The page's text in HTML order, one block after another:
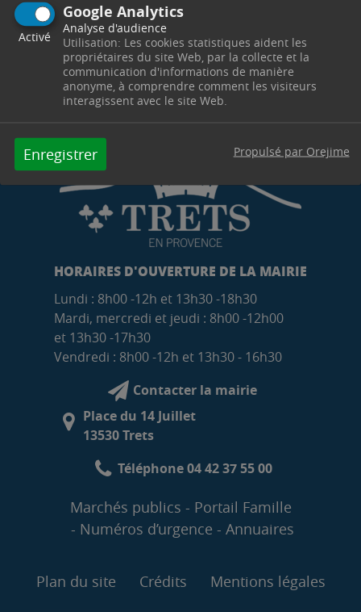
Google Analytics
Activé
Analyse d'audience
Utilisation: Les cookies statistiques aident les
propriétaires du site Web, par la collecte et la
communication d'informations de manière
anonyme, à comprendre comment les visiteurs
interagissent avec le site Web.
Enregistrer Propulsé par Orejime
HORAIRES D'OUVERTURE DE LA MAIRIE
Lundi : 8h00 -12h et 13h30 -18h30
Mardi, mercredi et jeudi : 8h00 -12h00
et 13h30 -17h30
Vendredi : 8h00 -12h et 13h30 - 16h30
Contacter la mairie
Place du 14 Juillet
13530 Trets
Téléphone 04 42 37 55 00
Marchés publics
Portail Famille
Numéros d’urgence
Annuaires
Plan du site Crédits Mentions légales